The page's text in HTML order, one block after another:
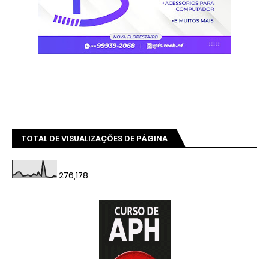
TOTAL DE VISUALIZAÇÕES DE PÁGINA
276,178